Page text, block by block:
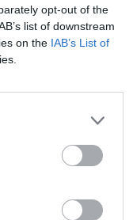
opt-out of the
list of downstream
on the IAB’s List of
a bruttó 2 millió
2024-ben. Ez
e minket vagy a